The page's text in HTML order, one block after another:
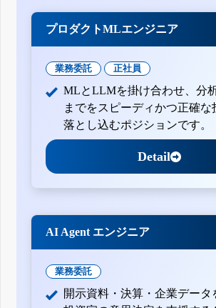
プロダクトMLエンジニア
業務委託 正社員
MLとLLMを掛け合わせ、分
までをスピーディかつ正確な
落とし込むポジションです。
Detail
AI Agent エンジニア
業務委託
開示資料・決算・企業データ